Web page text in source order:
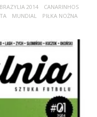
BRAZYLIA 2014
CANARINHOS
MUNDIAL
PIŁKA NOŻNA